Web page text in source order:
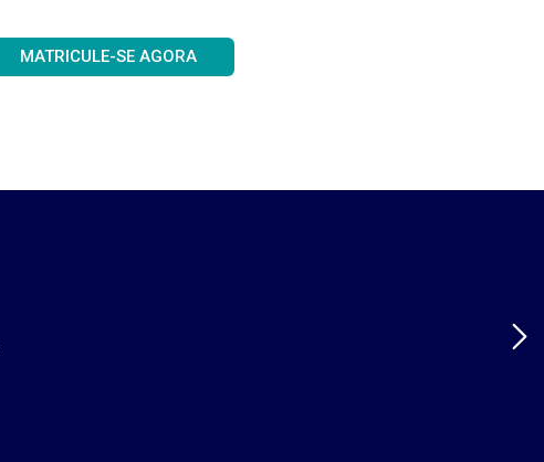
MATRICULE-SE AGORA